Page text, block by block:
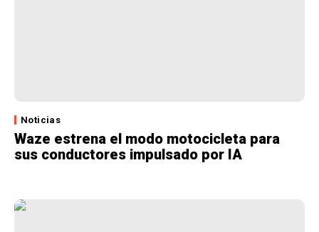
Noticias
Waze estrena el modo motocicleta para
sus conductores impulsado por IA